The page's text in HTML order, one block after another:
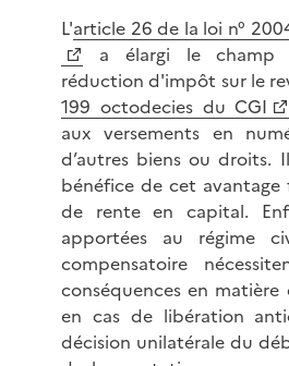
L'article 26 de la loi n°
a élargi le champ
réduction d'impôt sur le
199 octodecies du CGI
aux versements en
d’autres biens ou droits.
bénéfice de cet avantage
de rente en capital.
apportées au régime
compensatoire
conséquences en
en cas de libération
décision unilatérale du